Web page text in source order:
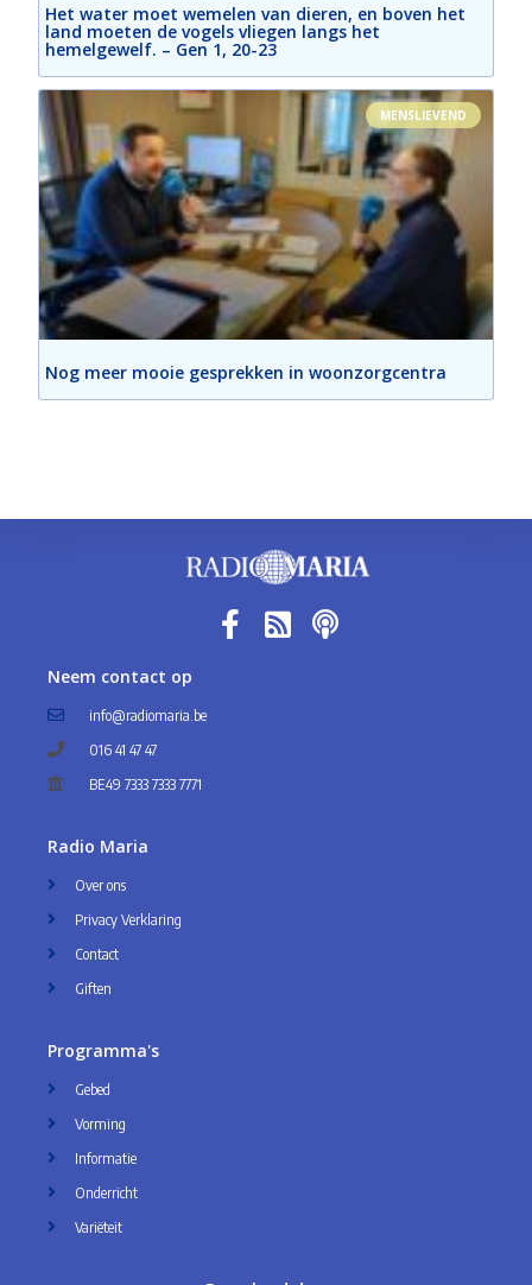
Het water moet wemelen van dieren, en boven het
land moeten de vogels vliegen langs het
hemelgewelf. – Gen 1, 20-23
MENSLIEVEND
Nog meer mooie gesprekken in woonzorgcentra
Neem contact op
info@radiomaria.be
016 41 47 47
BE49 7333 7333 7771
Radio Maria
Over ons
Privacy Verklaring
Contact
Giften
Programma's
Gebed
Vorming
Informatie
Onderricht
Variëteit